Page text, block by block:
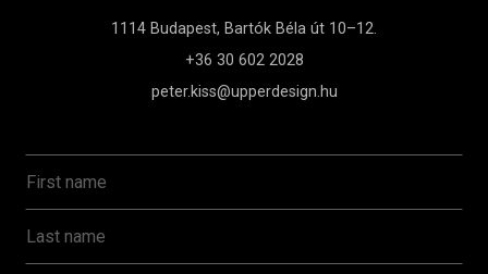
1114 Budapest, Bartók Béla út 10–12.
+36 30 602 2028
peter.kiss@upperdesign.hu